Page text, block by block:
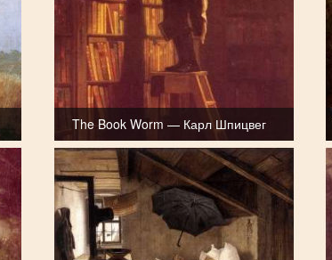
The Book Worm — Карл Шпицвег